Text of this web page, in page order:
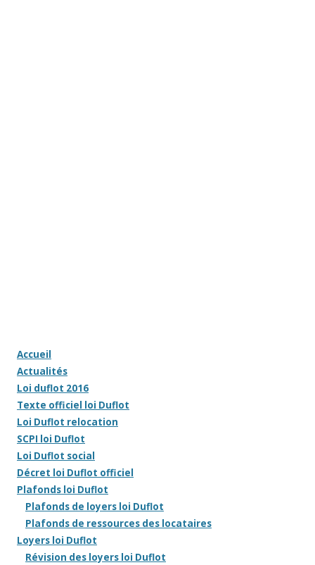
Accueil
Actualités
Loi duflot 2016
Texte officiel loi Duflot
Loi Duflot relocation
SCPI loi Duflot
Loi Duflot social
Décret loi Duflot officiel
Plafonds loi Duflot
Plafonds de loyers loi Duflot
Plafonds de ressources des locataires
Loyers loi Duflot
Révision des loyers loi Duflot